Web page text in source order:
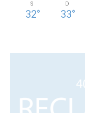
S
32°
D
33°